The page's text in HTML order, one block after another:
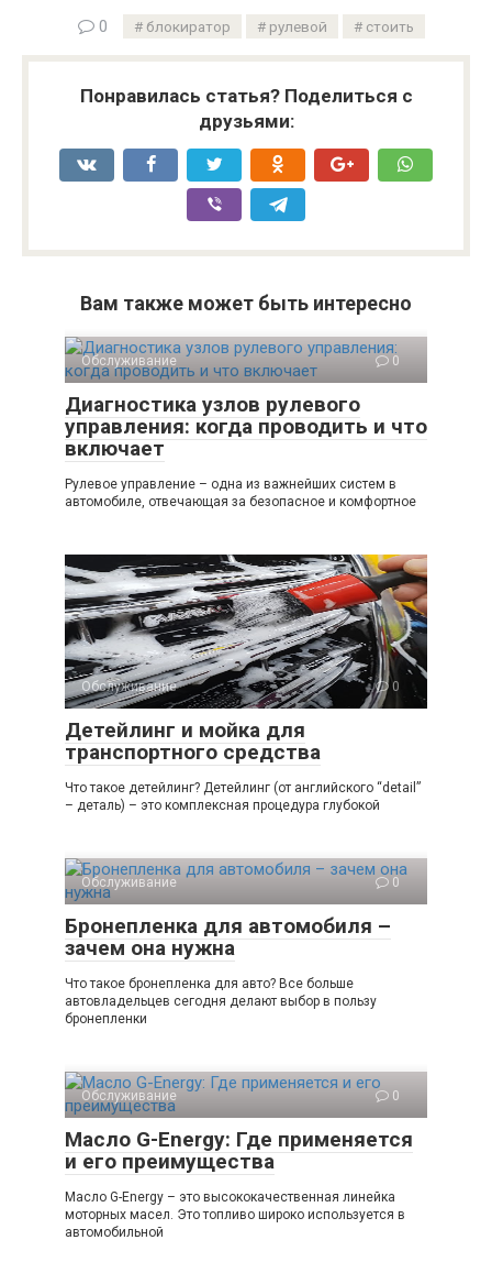
0 блокиратор рулевой стоить
Понравилась статья? Поделиться с
друзьями:
Вам также может быть интересно
Обслуживание 0
Диагностика узлов рулевого
управления: когда проводить и что
включает
Рулевое управление – одна из важнейших систем в
автомобиле, отвечающая за безопасное и комфортное
Обслуживание 0
Детейлинг и мойка для
транспортного средства
Что такое детейлинг? Детейлинг (от английского “detail”
– деталь) – это комплексная процедура глубокой
Обслуживание 0
Бронепленка для автомобиля –
зачем она нужна
Что такое бронепленка для авто? Все больше
автовладельцев сегодня делают выбор в пользу
бронепленки
Обслуживание 0
Масло G-Energy: Где применяется
и его преимущества
Масло G-Energy – это высококачественная линейка
моторных масел. Это топливо широко используется в
автомобильной